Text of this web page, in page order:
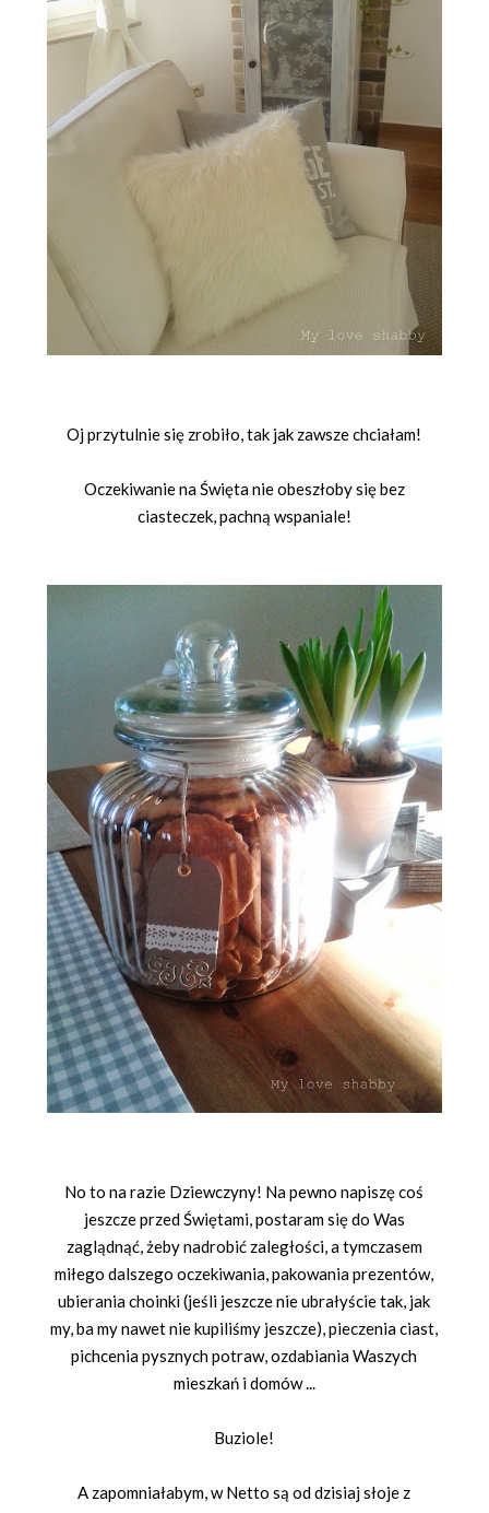
Oj przytulnie się zrobiło, tak jak zawsze chciałam!
Oczekiwanie na Święta nie obeszłoby się bez
ciasteczek, pachną wspaniale!
No to na razie Dziewczyny! Na pewno napiszę coś
jeszcze przed Świętami, postaram się do Was
zaglądnąć, żeby nadrobić zaległości, a tymczasem
miłego dalszego oczekiwania, pakowania prezentów,
ubierania choinki (jeśli jeszcze nie ubrałyście tak, jak
my, ba my nawet nie kupiliśmy jeszcze), pieczenia ciast,
pichcenia pysznych potraw, ozdabiania Waszych
mieszkań i domów ...
Buziole!
A zapomniałabym, w Netto są od dzisiaj słoje z